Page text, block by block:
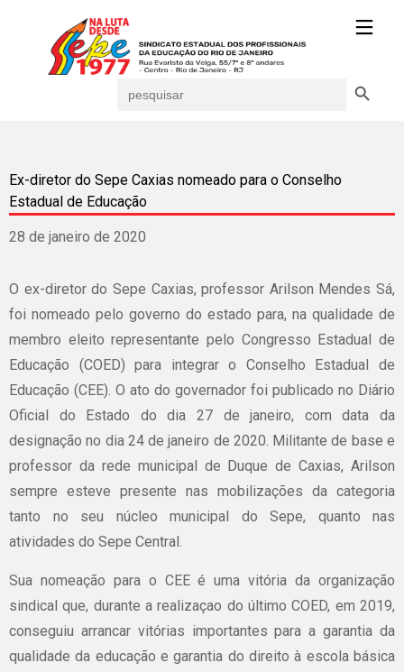
for:
Ex-diretor do Sepe Caxias nomeado para o Conselho
Estadual de Educação
28 de janeiro de 2020
O ex-diretor do Sepe Caxias, professor Arilson Mendes Sá,
foi nomeado pelo governo do estado para, na qualidade de
membro eleito representante pelo Congresso Estadual de
Educação (COED) para integrar o Conselho Estadual de
Educação (CEE). O ato do governador foi publicado no Diário
Oficial do Estado do dia 27 de janeiro, com data da
designação no dia 24 de janeiro de 2020. Militante de base e
professor da rede municipal de Duque de Caxias, Arilson
sempre esteve presente nas mobilizações da categoria
tanto no seu núcleo municipal do Sepe, quanto nas
atividades do Sepe Central.
Sua nomeação para o CEE é uma vitória da organização
sindical que, durante a realizaçao do último COED, em 2019,
conseguiu arrancar vitórias importantes para a garantia da
qualidade da educação e garantia do direito à escola básica